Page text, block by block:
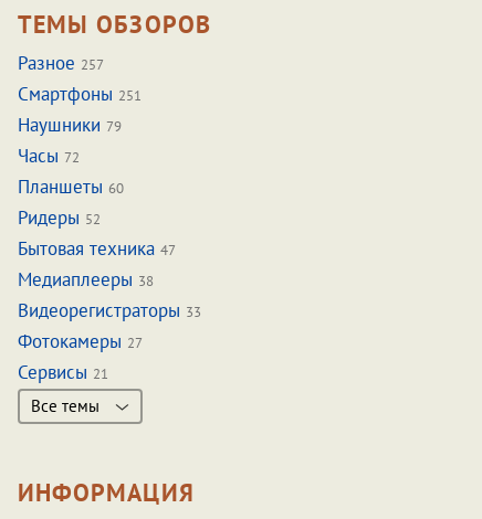
ТЕМЫ ОБЗОРОВ
Разное 257
Смартфоны 251
Наушники 79
Часы 72
Планшеты 60
Ридеры 52
Бытовая техника 47
Медиаплееры 38
Видеорегистраторы 33
Фотокамеры 27
Сервисы 21
Все темы
ИНФОРМАЦИЯ